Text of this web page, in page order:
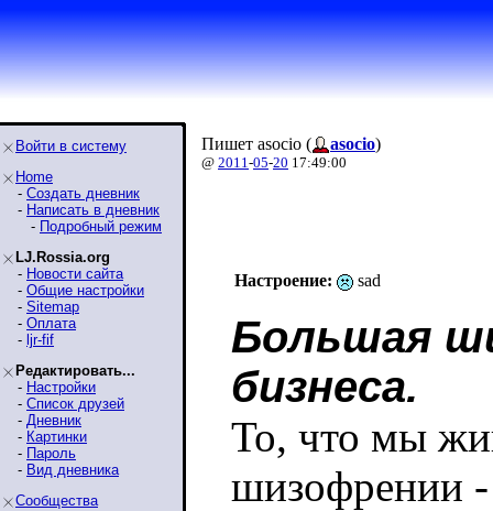
Войти в систему
Home
- Создать дневник
- Написать в дневник
- Подробный режим
LJ.Rossia.org
- Новости сайта
- Общие настройки
- Sitemap
- Оплата
- ljr-fif
Редактировать...
- Настройки
- Список друзей
- Дневник
- Картинки
- Пароль
- Вид дневника
Сообщества
Пишет asocio ( asocio)
@ 2011-05-20 17:49:00
Настроение: sad
Большая
бизнеса.
То, что мы
шизофрении -